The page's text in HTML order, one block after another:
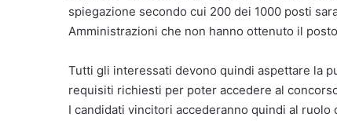
spiegazione secondo cui 200 dei 1000 posti
Amministrazioni che non hanno ottenuto il
Tutti gli interessati devono quindi aspettare la
requisiti richiesti per poter accedere al
I candidati vincitori accederanno quindi al